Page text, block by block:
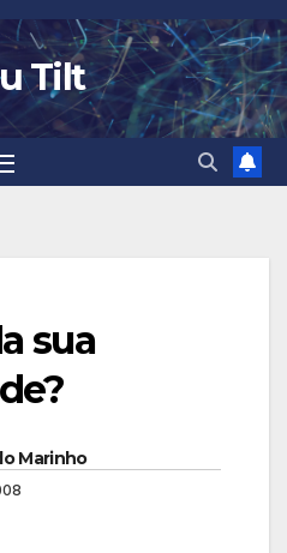
Tilt
sua
Marinho